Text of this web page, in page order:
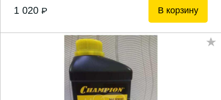
1 020 P В корзину